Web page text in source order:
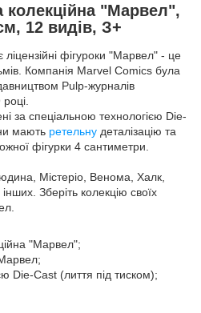
колекцiйна "Марвел",
12 видiв, З+
фігуроки "Марвел" - це
Компанія Marvel Comics була
Pulp-журналів
за спеціальною технологією Die-
мають ретельну деталізацію та
фігурки 4 сантиметри.
Містеріо, Венома, Халк,
Зберіть колекцію своїх
"Марвел";
Die-Cast (лиття під тиском);